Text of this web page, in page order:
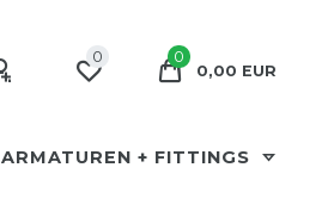
0
0
0,00 EUR
ARMATUREN + FITTINGS